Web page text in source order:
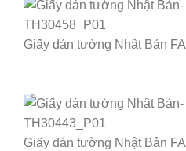
Giấy dán tường Nhật Bản
Giấy dán tường Nhật Bản